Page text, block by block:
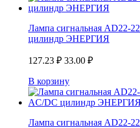
Лампа сигнальная AD22-
цилиндр ЭНЕРГИЯ
127.23 ₽ 33.00 ₽
В корзину
Лампа сигнальная AD22-